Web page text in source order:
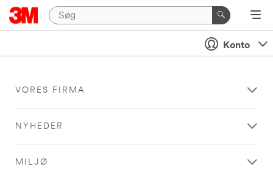
Konto
VORES FIRMA
NYHEDER
MILJØ